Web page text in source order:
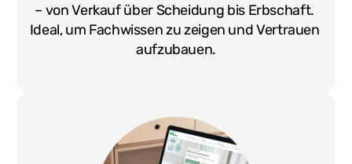
– von Verkauf über Scheidung bis Erbschaft.
Ideal, um Fachwissen zu zeigen und Vertrauen
aufzubauen.